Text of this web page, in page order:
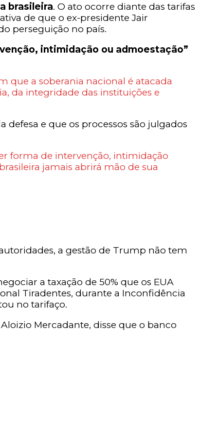
brasileira. O ato ocorre diante das tarifas
de que o ex-presidente Jair
perseguição no país.
intimidação ou admoestação”
que a soberania nacional é atacada
da integridade das instituições e
e que os processos são julgados
forma de intervenção, intimidação
jamais abrirá mão de sua
a gestão de Trump não tem
a taxação de 50% que os EUA
Tiradentes, durante a Inconfidência
no tarifaço.
Mercadante, disse que o banco